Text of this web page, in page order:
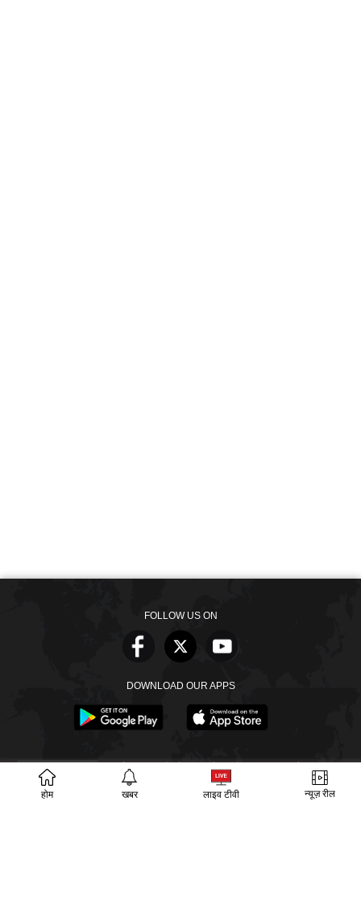
होम खबर लाइव टीवी न्यूज़ रील
FOLLOW US ON
DOWNLOAD OUR APPS
SECTIONS खबरें वेब स्टोरीज बायोग्राफी
ईपेपर गूगल समाचार